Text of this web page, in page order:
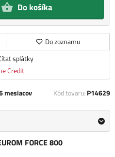
Do košíka
Do zoznamu
splátky
Credit
mesiacov Kód tovaru: P14629
FORCE 800